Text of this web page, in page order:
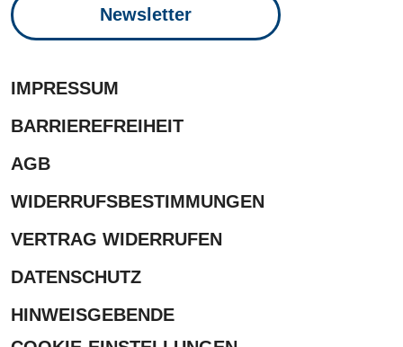
Newsletter
IMPRESSUM
BARRIEREFREIHEIT
AGB
WIDERRUFSBESTIMMUNGEN
VERTRAG WIDERRUFEN
DATENSCHUTZ
HINWEISGEBENDE